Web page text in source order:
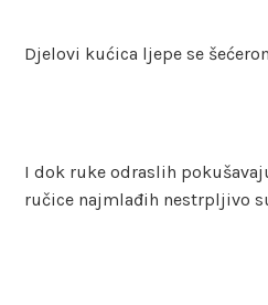
Djelovi kućica ljepe se
I dok ruke odraslih
ručice najmlađih nestrpljivo